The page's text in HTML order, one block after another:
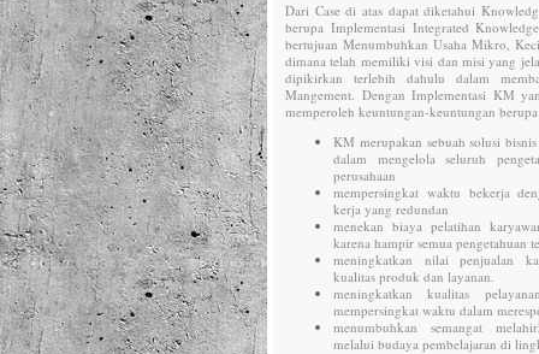
Dari Case di atas dapat diketahui
berupa Implementasi Integrated
bertujuan Menumbuhkan Usaha Mikro,
dimana telah memiliki visi dan misi yang
dipikirkan terlebih dahulu dalam
Mangement. Dengan Implementasi KM
memperoleh keuntungan-keuntungan
KM merupakan sebuah solusi
dalam mengelola seluruh
perusahaan
mempersingkat waktu bekerja
kerja yang redundan
menekan biaya pelatihan
karena hampir semua pengetahuan
meningkatkan nilai penjualan
kualitas produk dan layanan.
meningkatkan kualitas
mempersingkat waktu dalam
menumbuhkan semangat
melalui budaya pembelajaran di